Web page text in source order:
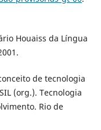
Houaiss da Língua
de tecnologia
(org.). Tecnologia
Rio de